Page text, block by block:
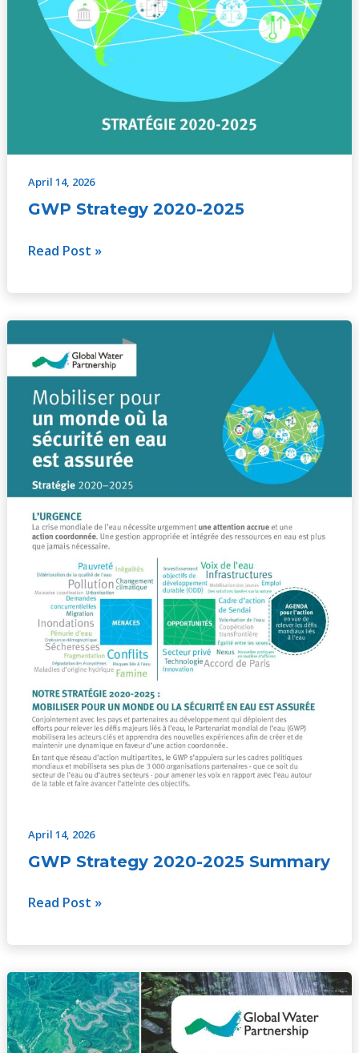
April 14, 2026
GWP Strategy 2020-2025
Read Post »
April 14, 2026
GWP Strategy 2020-2025 Summary
Strategy
2020-
2025
Summary
Read Post »
GWP
Strategy
2014-
2019